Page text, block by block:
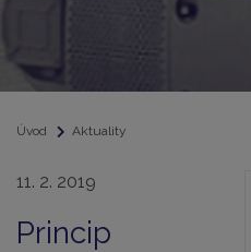
Úvod Aktuality
11. 2. 2019
Princip